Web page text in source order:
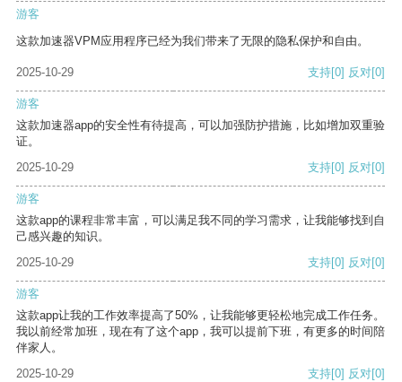
游客
这款加速器VPM应用程序已经为我们带来了无限的隐私保护和自由。
2025-10-29 支持[0] 反对[0]
游客
这款加速器app的安全性有待提高，可以加强防护措施，比如增加双重验
证。
2025-10-29
支持[0] 反对[0]
游客
这款app的课程非常丰富，可以满足我不同的学习需求，让我能够找到自
己感兴趣的知识。
2025-10-29
支持[0] 反对[0]
游客
这款app让我的工作效率提高了50%，让我能够更轻松地完成工作任务。
我以前经常加班，现在有了这个app，我可以提前下班，有更多的时间陪
伴家人。
2025-10-29
支持[0] 反对[0]